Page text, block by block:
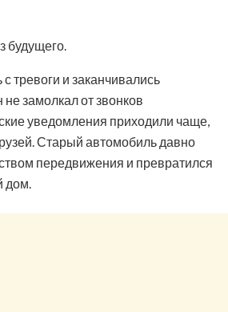
будущего.
тревоги и заканчивались
замолкал от звонков
уведомления приходили чаще,
Старый автомобиль давно
передвижения и превратился
дом.